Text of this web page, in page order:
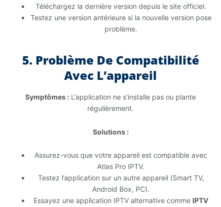
Téléchargez la dernière version depuis le site officiel.
Testez une version antérieure si la nouvelle version pose
problème.
5. Problème De Compatibilité
Avec L’appareil
Symptômes : L’application ne s’installe pas ou plante
régulièrement.
Solutions :
Assurez-vous que votre appareil est compatible avec
Atlas Pro IPTV.
Testez l’application sur un autre appareil (Smart TV,
Android Box, PC).
Essayez une application IPTV alternative comme IPTV